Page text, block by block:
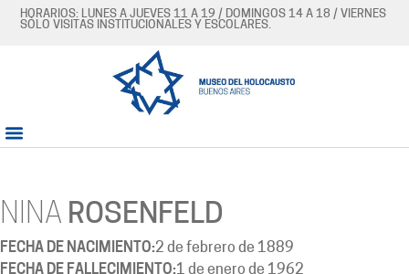
HORARIOS: LUNES A JUEVES 11 A 19 / DOMINGOS 14 A 18 / VIERNES
SÓLO VISITAS INSTITUCIONALES Y ESCOLARES.
NINA ROSENFELD
FECHA DE NACIMIENTO:2 de febrero de 1889
FECHA DE FALLECIMIENTO:1 de enero de 1962